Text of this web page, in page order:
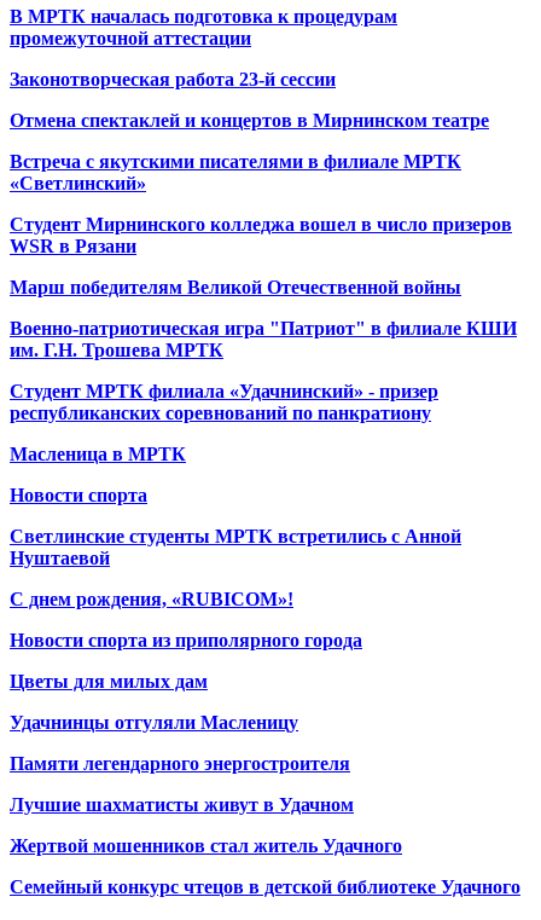
В МРТК началась подготовка к процедурам
промежуточной аттестации
Законотворческая работа 23-й сессии
Отмена спектаклей и концертов в Мирнинском театре
Встреча с якутскими писателями в филиале МРТК
«Светлинский»
Студент Мирнинского колледжа вошел в число призеров
WSR в Рязани
Марш победителям Великой Отечественной войны
Военно-патриотическая игра "Патриот" в филиале КШИ
им. Г.Н. Трошева МРТК
Студент МРТК филиала «Удачнинский» - призер
республиканских соревнований по панкратиону
Масленица в МРТК
Новости спорта
Светлинские студенты МРТК встретились с Анной
Нуштаевой
С днем рождения, «RUBICOM»!
Новости спорта из приполярного города
Цветы для милых дам
Удачнинцы отгуляли Масленицу
Памяти легендарного энергостроителя
Лучшие шахматисты живут в Удачном
Жертвой мошенников стал житель Удачного
Семейный конкурс чтецов в детской библиотеке Удачного